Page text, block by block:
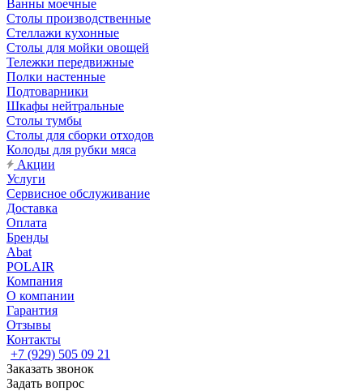
Ванны моечные
Столы производственные
Стеллажи кухонные
Столы для мойки овощей
Тележки передвижные
Полки настенные
Подтоварники
Шкафы нейтральные
Столы тумбы
Столы для сборки отходов
Колоды для рубки мяса
Акции
Услуги
Сервисное обслуживание
Доставка
Оплата
Бренды
Abat
POLAIR
Компания
О компании
Гарантия
Отзывы
Контакты
+7 (929) 505 09 21
Заказать звонок
Задать вопрос